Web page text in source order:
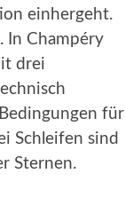
einhergeht.
In Champéry
drei
für
Schleifen sind
Sternen.